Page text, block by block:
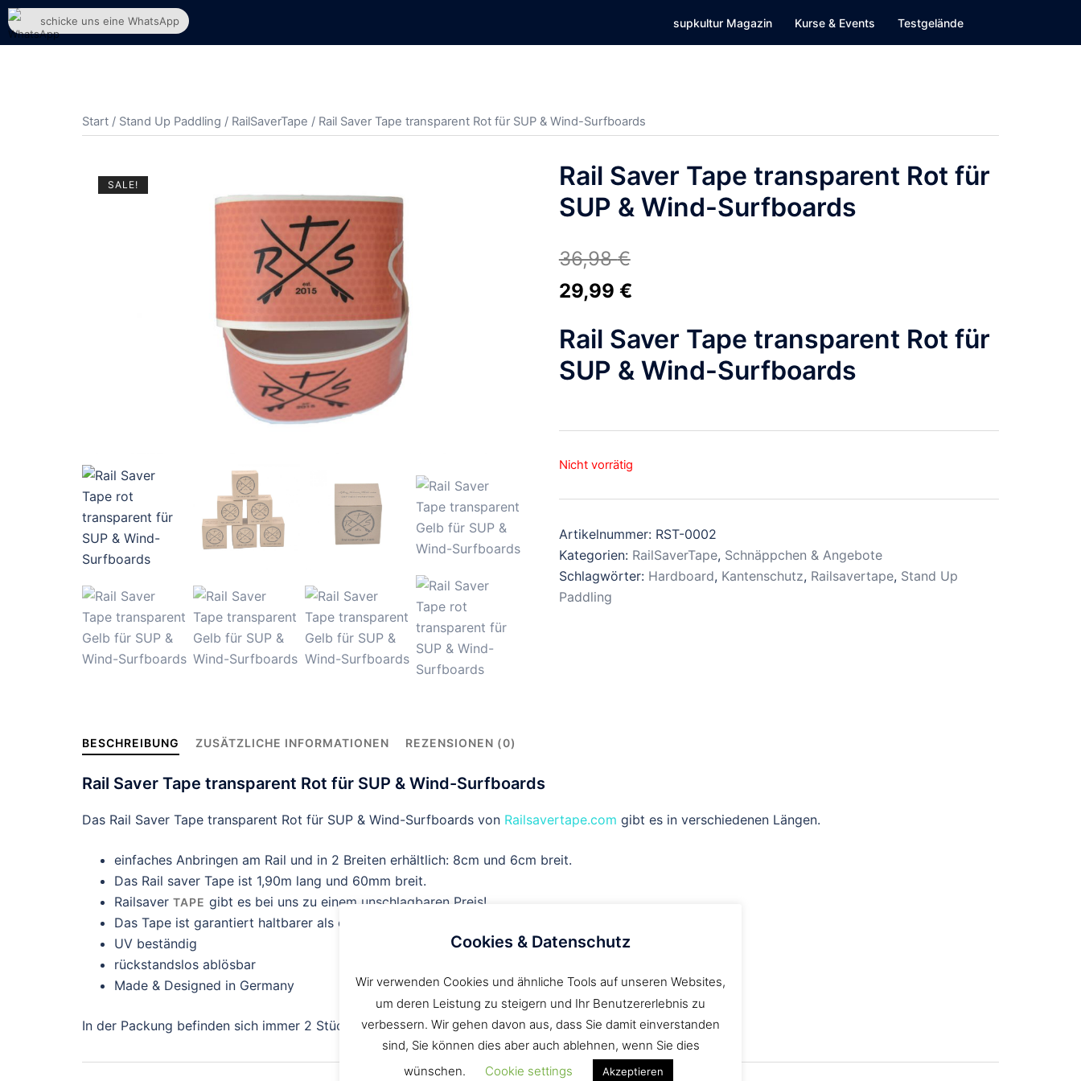
Zum
Inhalt
supkultur Magazin Kurse & Events Testgelände
Start / Stand Up Paddling / RailSaverTape / Rail Saver Tape transparent Rot für SUP & Wind-Surfboards
SALE!
Rail Saver Tape transparent Rot für
SUP & Wind-Surfboards
36,98€
Ursprünglicher
war:
36,98 €
29,99 €Aktueller
ist:
29,99 €.
Rail Saver Tape transparent Rot für
SUP & Wind-Surfboards
Nicht vorrätig
Artikelnummer: RST-0002
Kategorien: RailSaverTape, Schnäppchen & Angebote
Schlagwörter: Hardboard, Kantenschutz, Railsavertape, Stand Up
Paddling
BESCHREIBUNG ZUSÄTZLICHE INFORMATIONEN REZENSIONEN (0)
Rail Saver Tape transparent Rot für SUP & Wind-Surfboards
Das Rail Saver Tape transparent Rot für SUP & Wind-Surfboards von Railsavertape.com gibt es in verschiedenen Längen.
einfaches Anbringen am Rail und in 2 Breiten erhältlich: 8cm und 6cm breit.
Das Rail saver Tape ist 1,90m lang und 60mm breit.
Railsaver TAPE gibt es bei uns zu einem unschlagbaren Preis!
Das Tape ist garantiert haltbarer als euer Board.
UV beständig
rückstandslos ablösbar
Made & Designed in Germany
In der Packung befinden sich immer 2 Stück Railsaver, für jede Boardkante ein Railsaver.
Cookies & Datenschutz
Wir verwenden Cookies und ähnliche Tools auf unseren Websites,
um deren Leistung zu steigern und Ihr Benutzererlebnis zu
verbessern. Wir gehen davon aus, dass Sie damit einverstanden
sind, Sie können dies aber auch ablehnen, wenn Sie dies
wünschen.
Cookie settings Akzeptieren
schicke uns eine WhatsApp